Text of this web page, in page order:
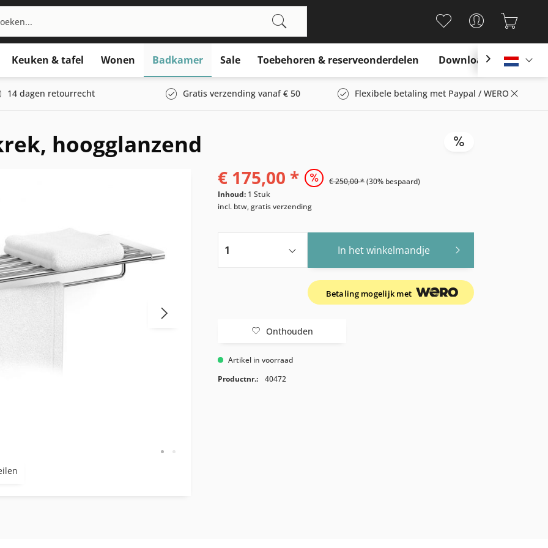
Keuken & tafel Wonen Badkamer Sale Toebehoren & reserveonderdelen Download
14 dagen retourrecht Gratis verzending vanaf € 50 Flexibele betaling met Paypal / WERO
hoogglanzend
€ 175,00 * € 250,00 *(30% bespaard)
Inhoud: 1 Stuk
incl. btw, gratis verzending
In het winkelmandje
Betaling mogelijk met
Onthouden
Artikel in voorraad
Productnr.:
40472